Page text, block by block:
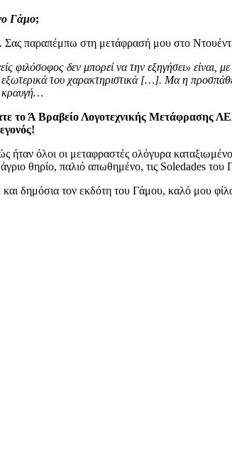
Γάμο;
Σας παραπέμπω στη μετάφρασή μου στο
δεν μπορεί να την εξηγήσει» είναι,
του χαρακτηριστικά […]. Μα η
κραυγή…
Ά Βραβείο Λογοτεχνικής Μετάφρασης
όλοι οι μεταφραστές ολόγυρα
θηρίο, παλιό απωθημένο, τις Soledades του
δημόσια τον εκδότη του Γάμου, καλό μου